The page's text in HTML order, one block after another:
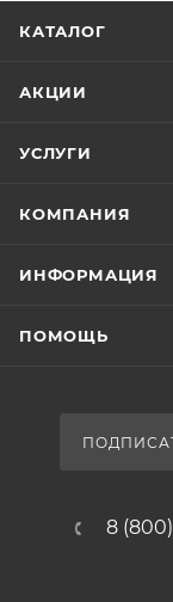
КАТАЛОГ
АКЦИИ
УСЛУГИ
КОМПАНИЯ
ИНФОРМАЦИЯ
ПОМОЩЬ
8